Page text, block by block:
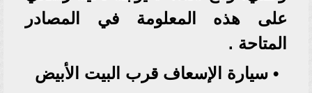
على هذه المعلومة في المصادر
المتاحة .
• سيارة الإسعاف قرب البيت الأبيض